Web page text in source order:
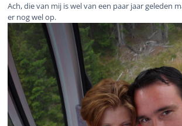
Ach, die van mij is wel van een paar jaar geleden
er nog wel op.